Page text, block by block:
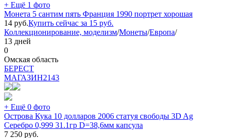
+ Ещё 1 фото
Монета 5 сантим пять Франция 1990 портрет хорошая
14 руб.Купить сейчас за 15 руб.
Коллекционирование, моделизм/Монеты/Европа/
13 дней
0
Омская область
БEPECT
МАГАЗИН2143
+ Ещё 0 фото
Острова Кука 10 долларов 2006 статуя свободы 3D Ag
Серебро 0,999 31.1гр D=38,6мм капсула
7 250 руб.